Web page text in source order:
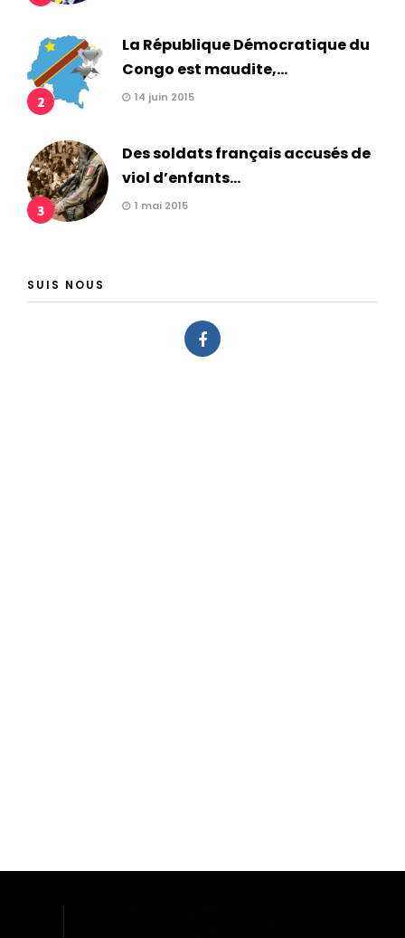
2
La République Démocratique du
Congo est maudite,...
14 juin 2015
3
Des soldats français accusés de
viol d’enfants...
1 mai 2015
SUIS NOUS